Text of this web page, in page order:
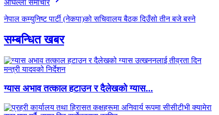
अघिल्लाे समाचार
नेपाल कम्युनिष्ट पार्टी (नेकपा)को सचिवालय बैठक दिउँसो तीन बजे बस्ने
सम्बन्धित खबर
ग्यास अभाव तत्काल हटाउन र दैलेखको ग्यास...